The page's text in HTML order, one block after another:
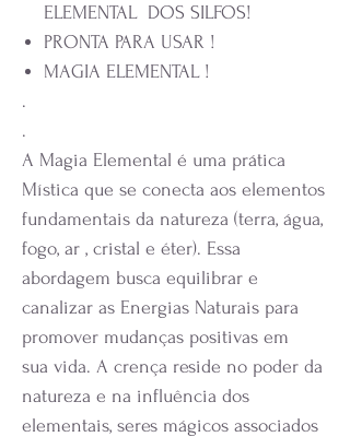
ELEMENTAL DOS SILFOS!
PRONTA PARA USAR !
MAGIA ELEMENTAL !
.
.
A Magia Elemental é uma prática
Mística que se conecta aos elementos
fundamentais da natureza (terra, água,
fogo, ar , cristal e éter). Essa
abordagem busca equilibrar e
canalizar as Energias Naturais para
promover mudanças positivas em
sua vida. A crença reside no poder da
natureza e na influência dos
elementais, seres mágicos associados